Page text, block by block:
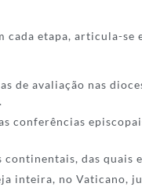
cada etapa, articula-
de avaliação nas
conferências
continentais, das
inteira, no Vaticano,